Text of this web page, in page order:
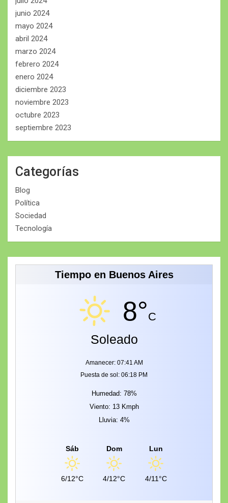
junio 2024
mayo 2024
abril 2024
marzo 2024
febrero 2024
enero 2024
diciembre 2023
noviembre 2023
octubre 2023
septiembre 2023
Categorías
Blog
Política
Sociedad
Tecnología
Tiempo en Buenos Aires
8°C
Soleado
Amanecer: 07:41 AM
Puesta de sol: 06:18 PM
Humedad: 78%
Viento: 13 Kmph
Lluvia: 4%
Sáb
6/12°C
Dom
4/12°C
Lun
4/11°C